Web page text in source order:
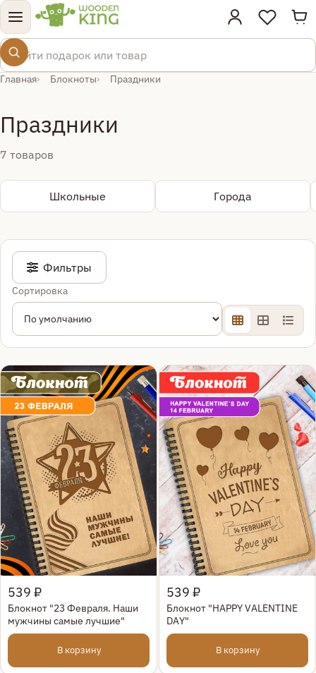
Поиск по товарам
Главная Блокноты Праздники
Праздники
7 товаров
Школьные Города
Фильтры
Сортировка
Быстрый просмотр
539 ₽
Блокнот "23 Февраля. Наши
мужчины самые лучшие"
В корзину
Быстрый просмотр
539 ₽
Блокнот "HAPPY VALENTINE
DAY"
В корзину